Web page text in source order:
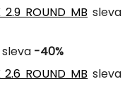
2.9 ROUND MB sleva
sleva -40%
2.6 ROUND MB sleva